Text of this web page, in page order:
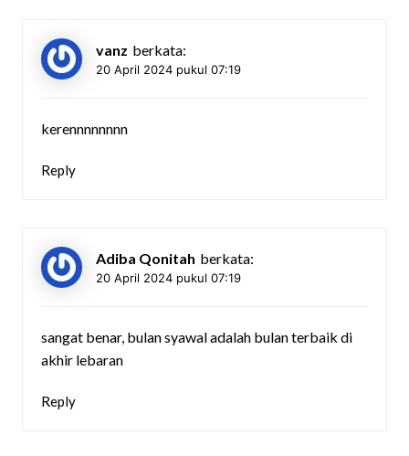
vanz berkata:
20 April 2024 pukul 07:19
kerennnnnnnn
Reply
Adiba Qonitah berkata:
20 April 2024 pukul 07:19
sangat benar, bulan syawal adalah bulan terbaik di
akhir lebaran
Reply